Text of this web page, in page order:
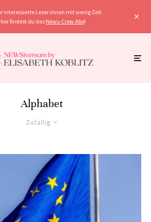
interessierte Leser:innen mit wenig Zeit.
findest du das News-Crew Abo!
Alphabet
Zufällig